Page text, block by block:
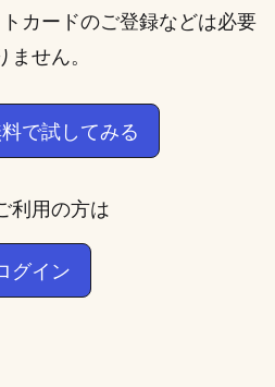
カードのご登録などは必要
ません。
で試してみる
利用の方は
グイン